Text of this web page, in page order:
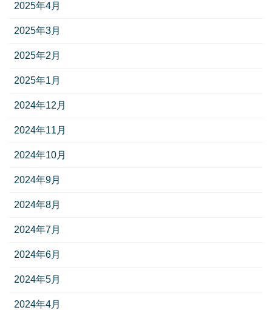
2025年4月
2025年3月
2025年2月
2025年1月
2024年12月
2024年11月
2024年10月
2024年9月
2024年8月
2024年7月
2024年6月
2024年5月
2024年4月